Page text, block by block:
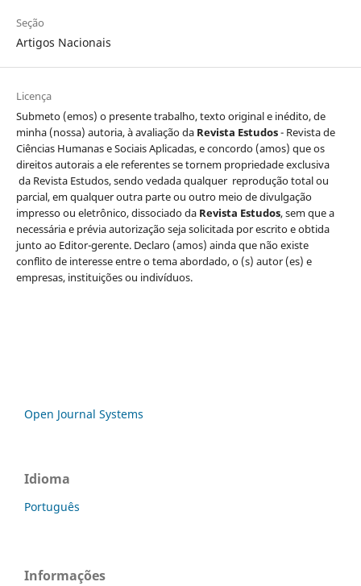
Seção
Artigos Nacionais
Licença
Submeto (emos) o presente trabalho, texto original e inédito, de
minha (nossa) autoria, à avaliação da Revista Estudos- Revista de
Ciências Humanas e Sociais Aplicadas, e concordo (amos) que os
direitos autorais a ele referentes se tornem propriedade exclusiva
da Revista Estudos, sendo vedada qualquer reprodução total ou
parcial, em qualquer outra parte ou outro meio de divulgação
impresso ou eletrônico, dissociado da Revista Estudos, sem que a
necessária e prévia autorização seja solicitada por escrito e obtida
junto ao Editor-gerente. Declaro (amos) ainda que não existe
conflito de interesse entre o tema abordado, o (s) autor (es) e
empresas, instituições ou indivíduos.
Open Journal Systems
Idioma
Português
Informações